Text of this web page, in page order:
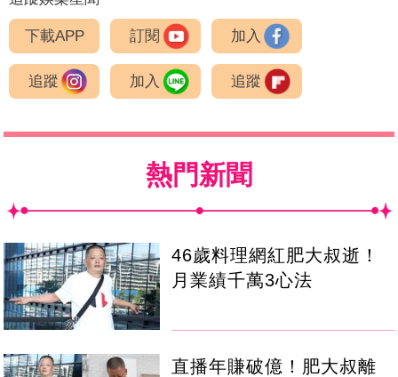
下載APP 訂閱 加入
追蹤 加入 追蹤
熱門新聞
46歲料理網紅肥大叔逝！
月業績千萬3心法
直播年賺破億！肥大叔離